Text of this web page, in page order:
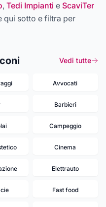
, Tedi Impianti e ScaviTer
qui sotto e filtra per
Vedi tutte
Avvocati
Barbieri
Campeggio
Cinema
Elettrauto
Fast food